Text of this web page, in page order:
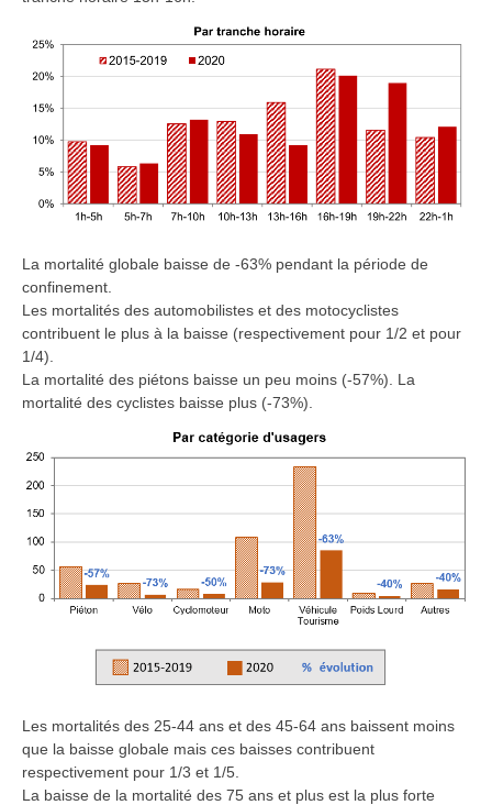
La mortalité globale baisse de -63% pendant la période de
confinement.
Les mortalités des automobilistes et des motocyclistes
contribuent le plus à la baisse (respectivement pour 1/2 et pour
1/4).
La mortalité des piétons baisse un peu moins (-57%). La
mortalité des cyclistes baisse plus (-73%).
Les mortalités des 25-44 ans et des 45-64 ans baissent moins
que la baisse globale mais ces baisses contribuent
respectivement pour 1/3 et 1/5.
La baisse de la mortalité des 75 ans et plus est la plus forte